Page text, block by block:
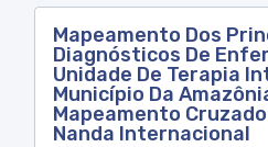
Mapeamento Dos
Diagnósticos De
Unidade De Terapia
Município Da
Mapeamento
Nanda Internacional